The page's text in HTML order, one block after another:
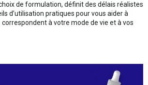
de formulation, définit des délais réalistes
d’utilisation pratiques pour vous aider à
à votre mode de vie et à vos